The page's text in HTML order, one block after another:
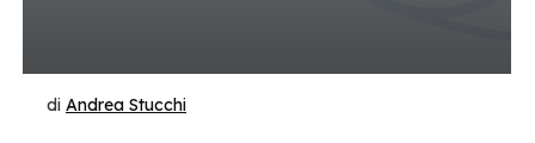
di Andrea Stucchi